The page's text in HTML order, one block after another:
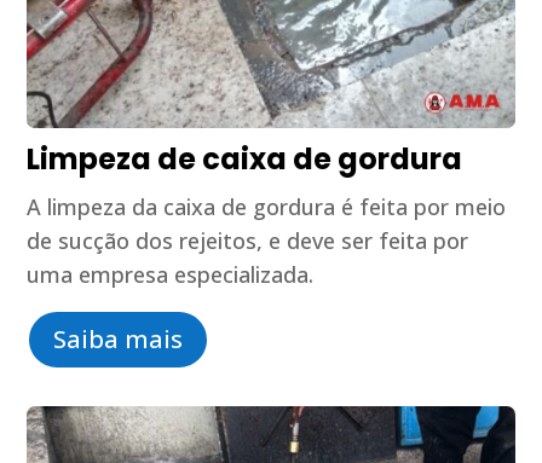
Limpeza de caixa de gordura
A limpeza da caixa de gordura é feita por meio
de sucção dos rejeitos, e deve ser feita por
uma empresa especializada.
Saiba mais